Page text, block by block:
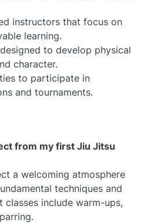
instructors that focus on
learning.
to develop physical
character.
to participate in
and tournaments.
from my first Jiu Jitsu
a welcoming atmosphere
techniques and
classes include warm-ups,